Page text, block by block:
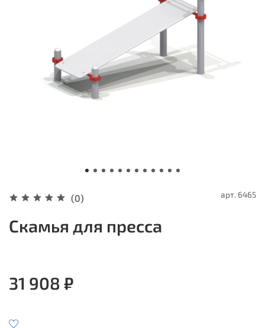
(0) арт. 6465
Скамья для пресса
31 908 ₽